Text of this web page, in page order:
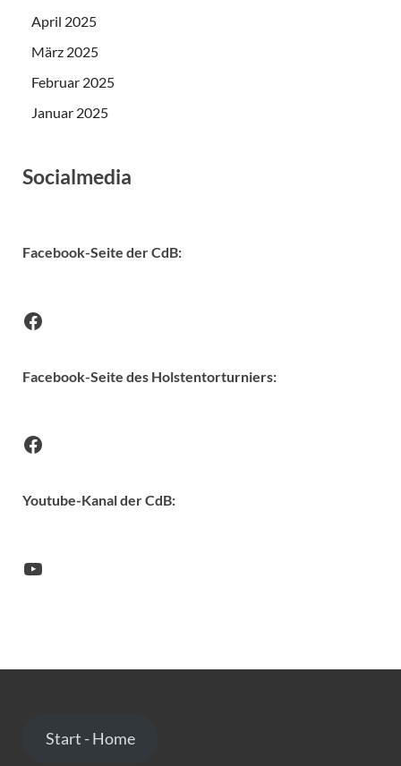
April 2025
März 2025
Februar 2025
Januar 2025
Socialmedia
Facebook-Seite der CdB:
Facebook-Seite des Holstentorturniers:
Youtube-Kanal der CdB:
Start - Home